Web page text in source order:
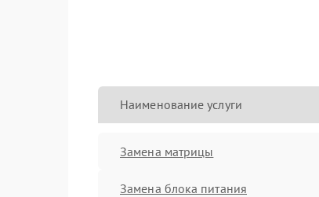
Наименование услуги
Замена матрицы
Замена блока питания